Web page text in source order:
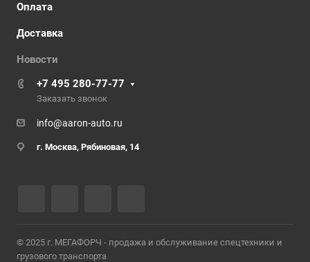
Оплата
Доставка
Новости
+7 495 280-77-77
Заказать звонок
info@aaron-auto.ru
г. Москва, Рябиновая, 14
© 2025 г. МЕГАФОРЧ - продажа и обслуживание спецтехники и
грузового транспорта